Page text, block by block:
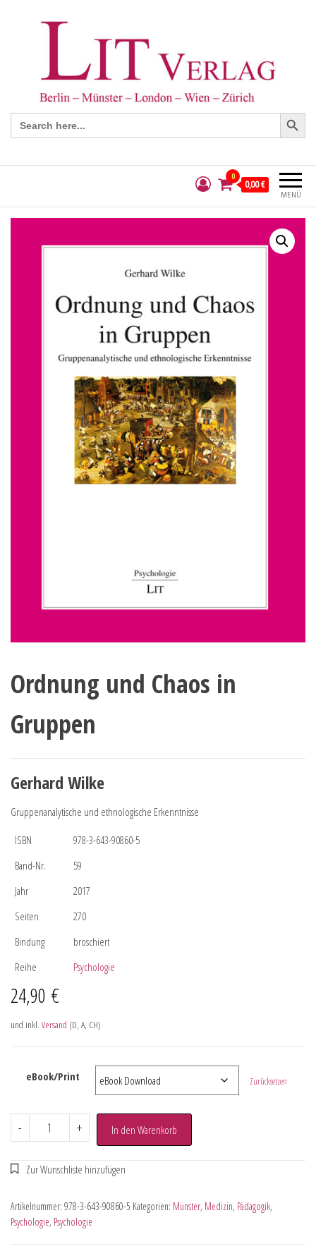
Search
for:
Search Button
MENÜ
0
0,00 €
Ordnung und Chaos in
Gruppen
Gerhard Wilke
Gruppenanalytische und ethnologische Erkenntnisse
ISBN
978-3-643-90860-5
Band-Nr.
59
Jahr
2017
Seiten
270
Bindung
broschiert
Reihe
Psychologie
24,90 €
und inkl. Versand (D, A, CH)
eBook/Print Zurücksetzen
- + In den Warenkorb
Artikelnummer: 978-3-643-90860-5 Kategorien: Münster, Medizin, Pädagogik,
Psychologie, Psychologie